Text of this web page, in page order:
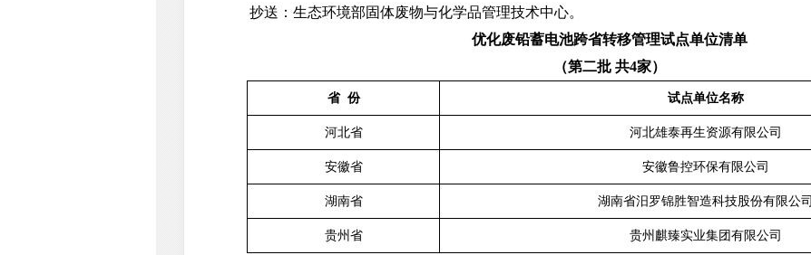
抄送：生态环境部固体废物与化学品管理技术中心。
优化废铅蓄电池跨省转移管理试点单位清单
（第二批 共4家）
省 份 试点单位名称
河北省 河北雄泰再生资源有限公司
安徽省 安徽鲁控环保有限公司
湖南省 湖南省汨罗锦胜智造科技股份有限公司
贵州省 贵州麒臻实业集团有限公司